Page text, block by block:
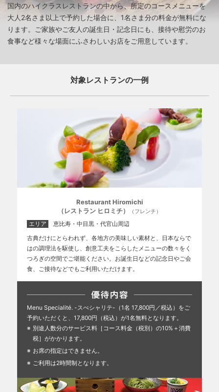
国内のハイクラスレストランの中から、所定のコースメニューを
大人2名さま以上で予約した場合に、1名さま分の料金が無料にな
ります。ご家族やご友人の誕生日・記念日にも、接待や慰労のお
食事など様々な場面にふさわしいお店をご用意しています。
対象レストランの一例
Restaurant Hiromichi
（レストラン ヒロミチ）
（フレンチ）
エリア
恵比寿・中目黒・代官山周辺
古典だけにとらわれず、各地方の美味しい素材と、日本ならで
はの調理法を駆使し、創意工夫をこらしたメニューの数々をく
つろぎの空間でご堪能ください。お誕生日などの記念日やご会
食、ご接待などでもご利用いただけます。
Menu Specialité. -スぺシャリテ-（1名 17,800円／税込）をご
予約いただくと、17,800円（税込）が1名無料となります。
別途人数分のサービス料［コース料金（税別）の10%＋消費
税］がかかります。
お席の指定はできません。
ご利用は2時間制となります。